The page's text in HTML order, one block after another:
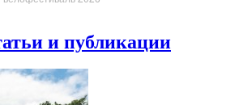
и публикации